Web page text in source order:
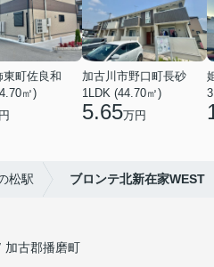
東町佐良和
㎡)
加古川市野口町長砂
1LDK (44.70㎡)
5.65万円
松駅 ブロンテ北新在家WEST
加古郡播磨町